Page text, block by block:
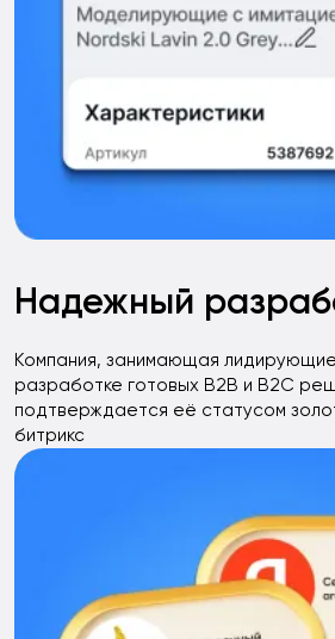
Надежный
Компания, занимающая лидирующие
разработке готовых B2B и B2C
подтверждается её статусом
битрикс